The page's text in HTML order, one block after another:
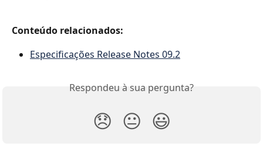
Conteúdo relacionados:
Especificações Release Notes 09.2
Respondeu à sua pergunta?
😞 😐 😃